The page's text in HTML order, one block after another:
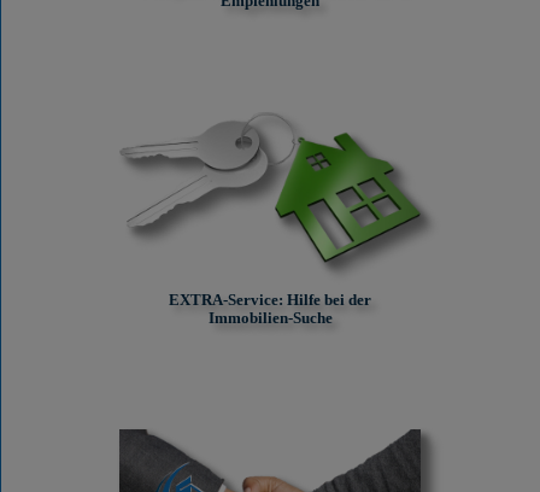
EXTRA-Service: Hilfe bei der
Immobilien-Suche